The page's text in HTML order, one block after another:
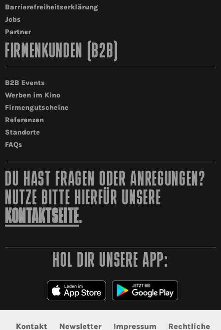
Barrierefreiheitserklärung
Jobs
Partner
FIRMENKUNDEN (B2B)
B2B Events
Werben im Kino
Firmengutscheine
Referenzen
Standorte
FAQs
DU HAST FRAGEN ODER ANREGUNGEN?
NUTZE BITTE HIERFÜR UNSERE
KONTAKTSEITE.
HOL DIR UNSERE APP:
Kontakt Newsletter Impressum Rechtliche